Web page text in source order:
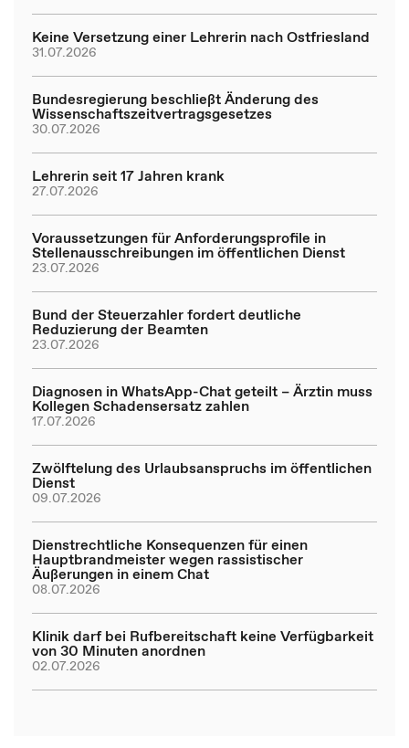
Keine Versetzung einer Lehrerin nach Ostfriesland
31.07.2026
Bundesregierung beschließt Änderung des
Wissenschaftszeitvertragsgesetzes
30.07.2026
Lehrerin seit 17 Jahren krank
27.07.2026
Voraussetzungen für Anforderungsprofile in
Stellenausschreibungen im öffentlichen Dienst
23.07.2026
Bund der Steuerzahler fordert deutliche
Reduzierung der Beamten
23.07.2026
Diagnosen in WhatsApp-Chat geteilt – Ärztin muss
Kollegen Schadensersatz zahlen
17.07.2026
Zwölftelung des Urlaubsanspruchs im öffentlichen
Dienst
09.07.2026
Dienstrechtliche Konsequenzen für einen
Hauptbrandmeister wegen rassistischer
Äußerungen in einem Chat
08.07.2026
Klinik darf bei Rufbereitschaft keine Verfügbarkeit
von 30 Minuten anordnen
02.07.2026